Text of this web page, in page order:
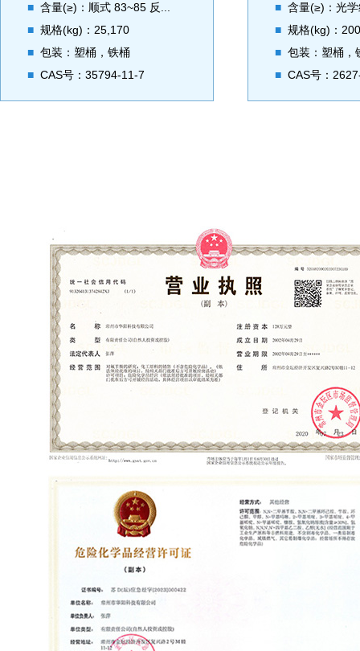
■ 含量(≥)：顺式 83~85 反...
■ 规格(kg)：25,170
■ 包装：塑桶，铁桶
■ CAS号：35794-11-7
■ 含量(≥)：光
■ 规格(kg)：
■ 包装：塑桶，
■ CAS号：